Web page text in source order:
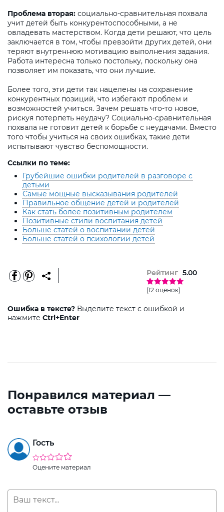
Проблема вторая: социально-сравнительная похвала
учит детей быть конкурентоспособными, а не
овладевать мастерством. Когда дети решают, что цель
заключается в том, чтобы превзойти других детей, они
теряют внутреннюю мотивацию выполнения задания.
Работа интересна только постольку, поскольку она
позволяет им показать, что они лучшие.
Более того, эти дети так нацелены на сохранение
конкурентных позиций, что избегают проблем и
возможностей учиться. Зачем решать что-то новое,
рискуя потерпеть неудачу? Социально-сравнительная
похвала не готовит детей к борьбе с неудачами. Вместо
того чтобы учиться на своих ошибках, такие дети
испытывают чувство беспомощности.
Ссылки по теме:
Грубейшие ошибки родителей в разговоре с
детьми
Самые мощные высказывания родителей
Правильное общение детей и родителей
Как стать более позитивным родителем
Позитивные стили воспитания детей
Больше статей о воспитании детей
Больше статей о психологии детей
Рейтинг 5.00
(12 оценок)
Ошибка в тексте? Выделите текст с ошибкой и
нажмите Ctrl+Enter
Понравился материал —
оставьте отзыв
Гость
Оцените материал